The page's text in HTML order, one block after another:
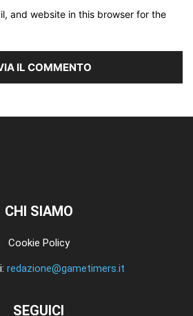
and website in this browser for the
CHI SIAMO
Cookie Policy
redazione@gametimers.it
SEGUICI